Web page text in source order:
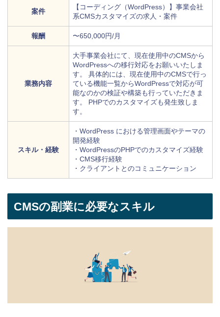
案件
【コーディング（WordPress）】事業会社
系CMSカスタマイズの求人・案件
報酬 〜650,000円/月
業務内容
大手事業会社にて、現在使用中のCMSから
WordPressへの移行対応をお願いいたしま
す。 具体的には、現在使用中のCMSで行っ
ている機能一覧からWordPressで対応が可
能なのかの検証や構築も行っていただきま
す。 PHPでのカスタマイズも発生致しま
す。
スキル・経験
・WordPress における管理画面やテーマの
開発経験
・WordPressのPHPでのカスタマイズ経験
・CMS移行経験
・クライアントとのコミュニケーション
CMSの副業に必要なスキル